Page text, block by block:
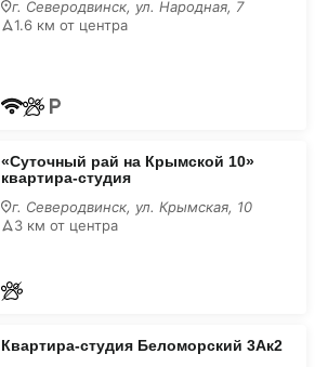
г. Северодвинск, ул. Народная, 7
1.6 км от центра
«Суточный рай на Крымской 10»
квартира-студия
г. Северодвинск, ул. Крымская, 10
3 км от центра
Квартира-студия Беломорский 3Ак2